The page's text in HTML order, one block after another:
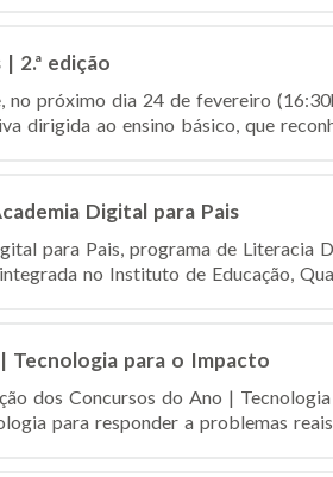
2.ª edição
no próximo dia 24 de fevereiro
dirigida ao ensino básico, que
Digital para Pais
para Pais, programa de Literacia
no Instituto de Educação,
Tecnologia para o Impacto
dos Concursos do Ano |
para responder a problemas